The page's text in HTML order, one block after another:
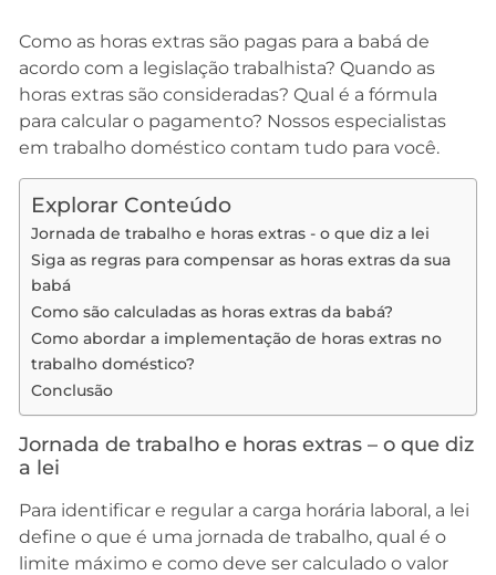
Como as horas extras são pagas para a babá de
acordo com a legislação trabalhista? Quando as
horas extras são consideradas? Qual é a fórmula
para calcular o pagamento? Nossos especialistas
em trabalho doméstico contam tudo para você.
Explorar Conteúdo
Jornada de trabalho e horas extras - o que diz a lei
Siga as regras para compensar as horas extras da sua
babá
Como são calculadas as horas extras da babá?
Como abordar a implementação de horas extras no
trabalho doméstico?
Conclusão
Jornada de trabalho e horas extras – o que diz
a lei
Para identificar e regular a carga horária laboral, a lei
define o que é uma jornada de trabalho, qual é o
limite máximo e como deve ser calculado o valor